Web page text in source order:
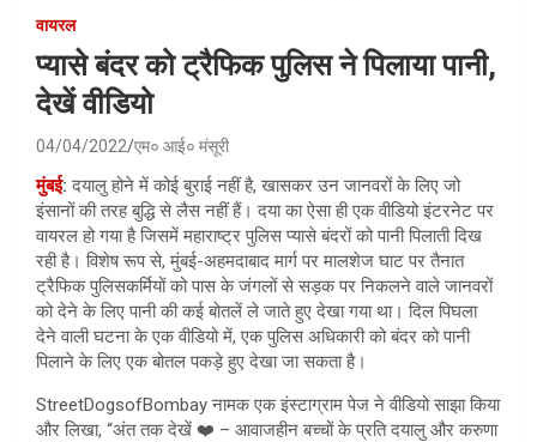
वायरल
प्यासे बंदर को ट्रैफिक पुलिस ने पिलाया पानी,
देखें वीडियो
04/04/2022 एम० आई० मंसूरी
मुंबई: दयालु होने में कोई बुराई नहीं है, खासकर उन जानवरों के लिए जो
इंसानों की तरह बुद्धि से लैस नहीं हैं। दया का ऐसा ही एक वीडियो इंटरनेट पर
वायरल हो गया है जिसमें महाराष्ट्र पुलिस प्यासे बंदरों को पानी पिलाती दिख
रही है। विशेष रूप से, मुंबई-अहमदाबाद मार्ग पर मालशेज घाट पर तैनात
ट्रैफिक पुलिसकर्मियों को पास के जंगलों से सड़क पर निकलने वाले जानवरों
को देने के लिए पानी की कई बोतलें ले जाते हुए देखा गया था। दिल पिघला
देने वाली घटना के एक वीडियो में, एक पुलिस अधिकारी को बंदर को पानी
पिलाने के लिए एक बोतल पकड़े हुए देखा जा सकता है।
StreetDogsofBombay नामक एक इंस्टाग्राम पेज ने वीडियो साझा किया
और लिखा, “अंत तक देखें ❤️ – आवाजहीन बच्चों के प्रति दयालु और करुणा